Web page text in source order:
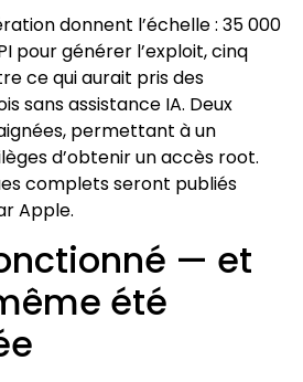
donnent l’échelle : 35 000
pour générer l’exploit, cinq
ce qui aurait pris des
sans assistance IA. Deux
permettant à un
d’obtenir un accès root.
complets seront publiés
Apple.
— et
été